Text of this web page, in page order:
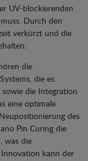
UV-blockierenden
Durch den
verkürzt und die
die
die es
die Integration
eine optimale
des
Pin Curing die
was die
kann der